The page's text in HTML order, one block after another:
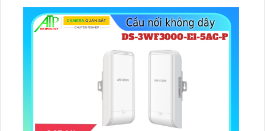
chuyển trong không gian rộng.